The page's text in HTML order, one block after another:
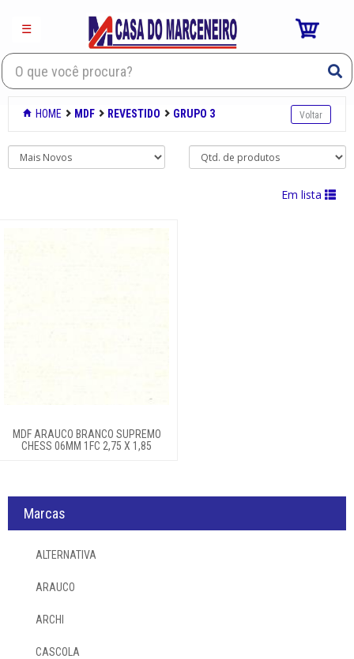
☰
Mdf
Revestido
Fl 6mm
Grupo 2
Ferragens
Ferramentas
HOME MDF REVESTIDO GRUPO 3
Em lista
MDF ARAUCO BRANCO SUPREMO
CHESS 06MM 1FC 2,75 X 1,85
Marcas
ALTERNATIVA
ARAUCO
ARCHI
CASCOLA